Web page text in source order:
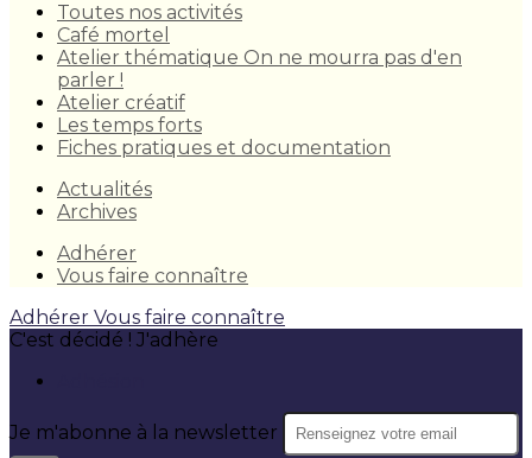
Toutes nos activités
Café mortel
Atelier thématique On ne mourra pas d'en
parler !
Atelier créatif
Les temps forts
Fiches pratiques et documentation
Actualités
Archives
Adhérer
Vous faire connaître
Adhérer Vous faire connaître
C'est décidé ! J'adhère
Je m'abonne à la newsletter